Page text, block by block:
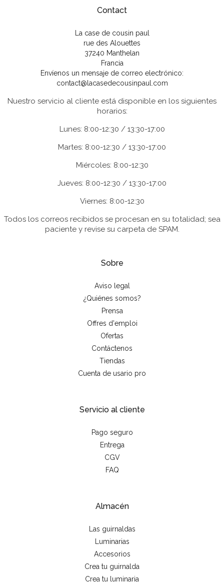
Contact
La case de cousin paul
rue des Alouettes
37240 Manthelan
Francia
Envíenos un mensaje de correo electrónico:
contact@lacasedecousinpaul.com
Nuestro servicio al cliente está disponible en los siguientes
horarios:
Lunes: 8:00-12:30 / 13:30-17:00
Martes: 8:00-12:30 / 13:30-17:00
Miércoles: 8:00-12:30
Jueves: 8:00-12:30 / 13:30-17:00
Viernes: 8:00-12:30
Todos los correos recibidos se procesan en su totalidad; sea
paciente y revise su carpeta de SPAM.
Sobre
Aviso legal
¿Quiénes somos?
Prensa
Offres d'emploi
Ofertas
Contáctenos
Tiendas
Cuenta de usario pro
Servicio al cliente
Pago seguro
Entrega
CGV
FAQ
Almacén
Las guirnaldas
Luminarias
Accesorios
Crea tu guirnalda
Crea tu luminaria